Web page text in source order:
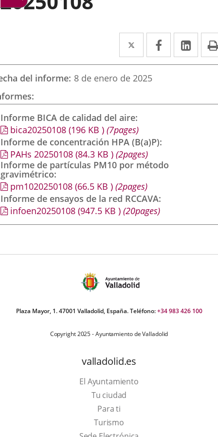
Twitter
Enlace
a
una
externa.
Facebook
Enlace
a
externa.
a
del informe 8 de enero de 2025
Informe BICA de calidad del aire
bica20250108 (196 KB ) (7pages)
Informe de concentración HPA (B(a)P)
PAHs 20250108 (84.3 KB ) (2pages)
Informe de partículas PM10 por método
gravimétrico
pm1020250108 (66.5 KB ) (2pages)
Informe de ensayos de la red RCCAVA
infoen20250108 (947.5 KB ) (20pages)
Plaza Mayor, 1. 47001 Valladolid, España. Teléfono:+34 983 426 100
Copyright 2025 - Ayuntamiento de Valladolid
valladolid.es
El Ayuntamiento
Tu ciudad
Para ti
TurismoEste